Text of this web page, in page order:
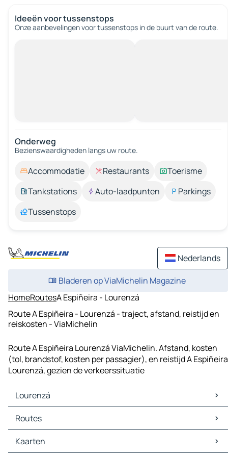
Ideeën voor tussenstops
Onze aanbevelingen voor tussenstops in de buurt van de route.
Onderweg
Bezienswaardigheden langs uw route.
Accommodatie Restaurants
Toerisme
Tankstations
Auto-laadpunten
Parkings
Tussenstops
Nederlands
Bladeren op ViaMichelin Magazine
HomeRoutesA Espiñeira - Lourenzá
Route A Espiñeira - Lourenzá - traject, afstand, reistijd en
reiskosten - ViaMichelin
Route A Espiñeira Lourenzá ViaMichelin. Afstand, kosten
(tol, brandstof, kosten per passagier), en reistijd A Espiñeira
Lourenzá, gezien de verkeerssituatie
Lourenzá
Lourenzá Kaarten
Lourenzá Verkeer
Lourenzá Hotels
Lourenzá Restaurants
Routes
Routes Lourenzá - Mondoñedo (Nosa Señora do Carme)
Routes Lourenzá - San Cosme
Kaarten